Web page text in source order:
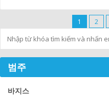
1 2
범주
바지스